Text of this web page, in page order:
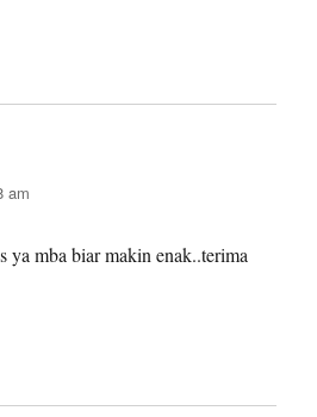
am
ya mba biar makin enak..terima